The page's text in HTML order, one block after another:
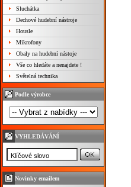
Sluchátka
Dechové hudební nástroje
Housle
Mikrofony
Obaly na hudební nástoje
Vše co hledáte a nenajdete !
Světelná technika
Podle výrobce
VYHLEDÁVÁNÍ
Novinky emailem